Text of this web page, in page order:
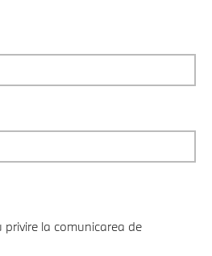
la comunicarea de